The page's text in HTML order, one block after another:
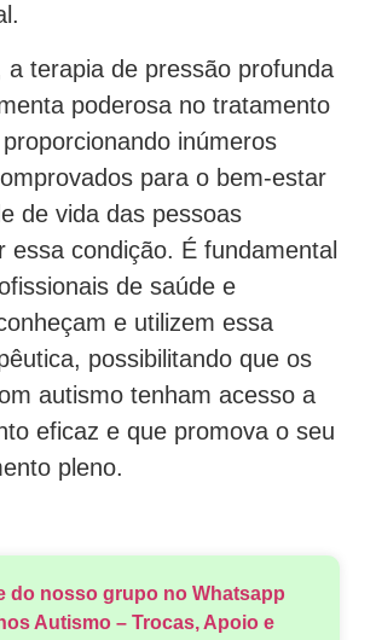
a terapia de pressão profunda
poderosa no tratamento
inúmeros
para o bem-estar
de vida das pessoas
essa condição. É fundamental
de saúde e
e utilizem essa
possibilitando que os
autismo tenham acesso a
eficaz e que promova o seu
pleno.
do nosso grupo no Whatsapp
Autismo – Trocas, Apoio e